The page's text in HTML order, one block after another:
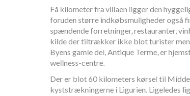
Få kilometer fra villaen ligger den
foruden større indkøbsmuligheder også
spændende forretninger, restauranter,
kilde der tiltrækker ikke blot turister
Byens gamle del, Antique Terme, er
wellness-centre.
Der er blot 60 kilometers kørsel til
kyststrækningerne i Ligurien. Ligeledes